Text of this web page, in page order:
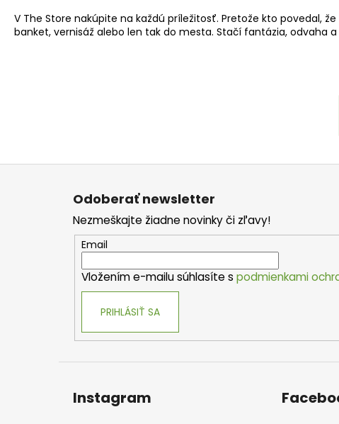
V The Store nakúpite na každú príležitosť. Pretože kto povedal, že
banket, vernisáž alebo len tak do mesta. Stačí fantázia, odvaha
Z
Odoberať newsletter
Nezmeškajte žiadne novinky či zľavy!
Email
Vložením e-mailu súhlasíte s podmienkami
PRIHLÁSIŤ SA
Instagram